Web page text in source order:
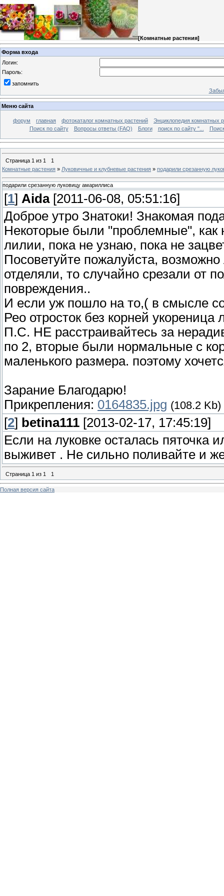
[Комнатные растения]
Форма входа
Логин:
Пароль:
запомнить
Меню сайта
форум главная фотокаталог комнатных растений
Энциклопедия комнатных
Поиск по сайту
Вопросы ответы (FAQ) Блоги поиск по сайту "...
Страница 1 из 1
1
Комнатные растения » Луковичные и клубневые растения » подарили срезанную
подарили срезанную луковицу амариллиса
[1] Aida[2011-06-08, 05:51:16]
Доброе утро Знатоки! Знакомая
Некоторые были "проблемные",
лилии, пока не узнаю, пока не
Посоветуйте пожалуйста,
отделяли, то случайно срезали от
повреждения..
И если уж пошло на то,( в смысле
Рео отросток без корней укореница
П.С. НЕ расстраивайтесь за
по 2, вторые были нормальные с
маленького размера. поэтому
Зарание Благодарю!
Прикрепления: 0164835.jpg (108.2 Kb)
[2] betina111 [2013-02-17, 17:45:19]
Если на луковке осталась пяточка
выживет . Не сильно поливайте и
Страница 1 из 1 1
Полная версия сайта